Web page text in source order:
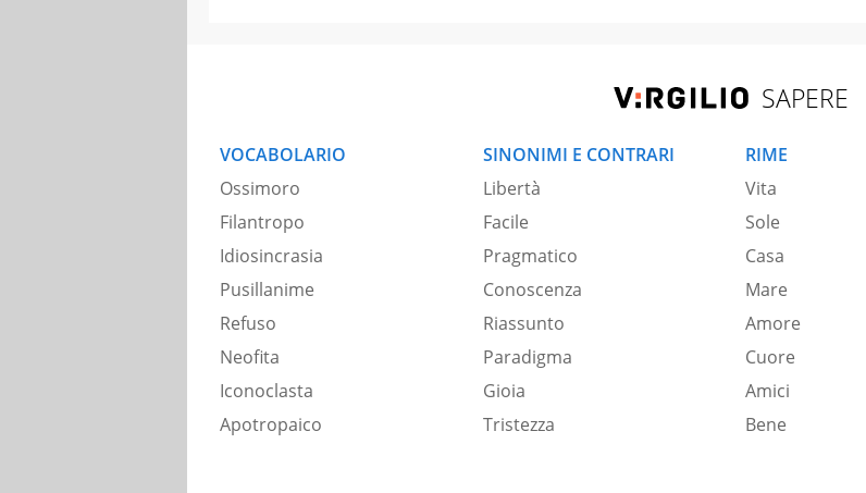
SAPERE
VOCABOLARIO
Ossimoro
Filantropo
Idiosincrasia
Pusillanime
Refuso
Neofita
Iconoclasta
Apotropaico
SINONIMI E CONTRARI
Libertà
Facile
Pragmatico
Conoscenza
Riassunto
Paradigma
Gioia
Tristezza
RIME
Vita
Sole
Casa
Mare
Amore
Cuore
Amici
Bene